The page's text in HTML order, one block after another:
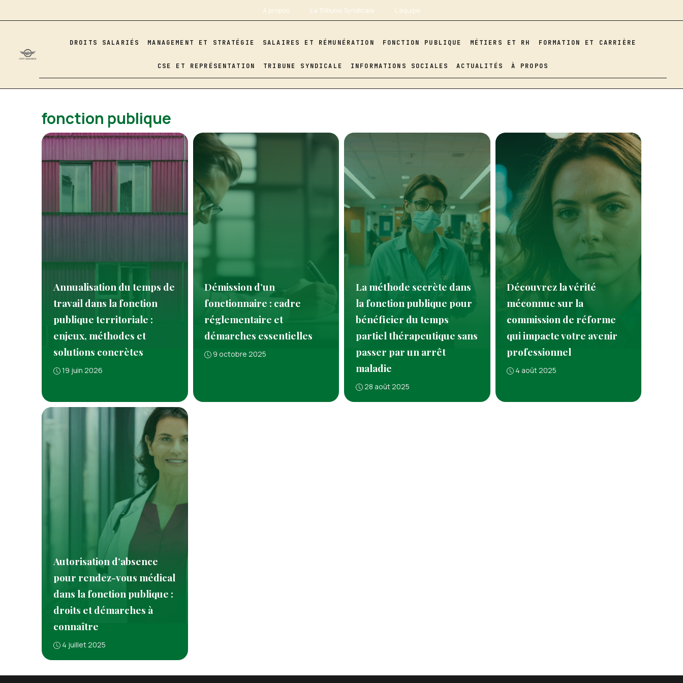
au
À propos La Tribune Syndicale L’équipe
DROITS SALARIÉS MANAGEMENT ET STRATÉGIE SALAIRES ET RÉMUNÉRATION FONCTION PUBLIQUE MÉTIERS ET RH FORMATION ET CARRIÈRE
CSE ET REPRÉSENTATION TRIBUNE SYNDICALE INFORMATIONS SOCIALES ACTUALITÉS À PROPOS
fonction publique
Annualisation du temps de
travail dans la fonction
publique territoriale :
enjeux, méthodes et
solutions concrètes
19 juin 2026
Démission d’un
fonctionnaire : cadre
réglementaire et
démarches essentielles
9 octobre 2025
La méthode secrète dans
la fonction publique pour
bénéficier du temps
partiel thérapeutique sans
passer par un arrêt
maladie
28 août 2025
Découvrez la vérité
méconnue sur la
commission de réforme
qui impacte votre avenir
professionnel
4 août 2025
Autorisation d’absence
pour rendez-vous médical
dans la fonction publique :
droits et démarches à
connaître
4 juillet 2025